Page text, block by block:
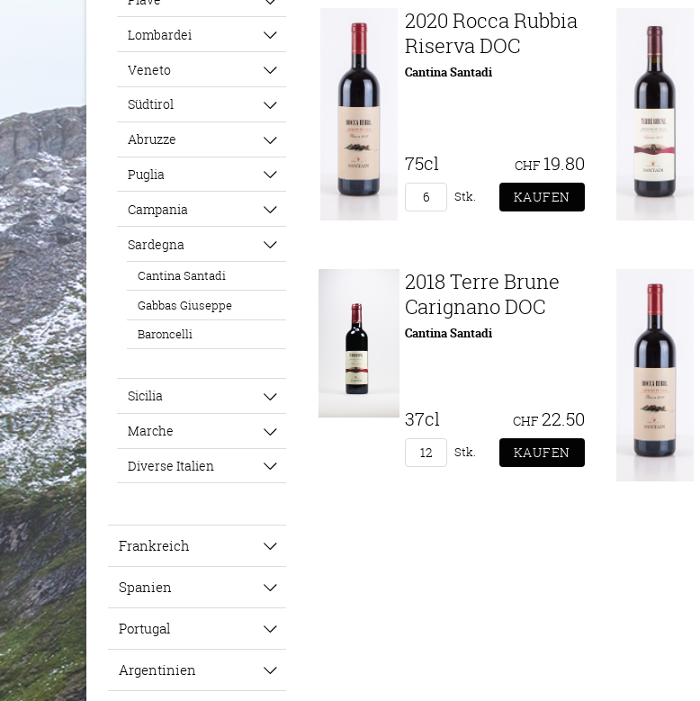
Lombardei
Veneto
Südtirol
Abruzze
Puglia
Campania
Sardegna
Cantina Santadi
Gabbas Giuseppe
Baroncelli
Sicilia
Marche
Diverse Italien
Frankreich
Spanien
Portugal
Argentinien
2020 Rocca Rubbia
Riserva DOC
Cantina Santadi
75cl CHF 19.80
Stk.
2018 Terre Brune
Carignano DOC
Cantina Santadi
37cl CHF 22.50
Stk.